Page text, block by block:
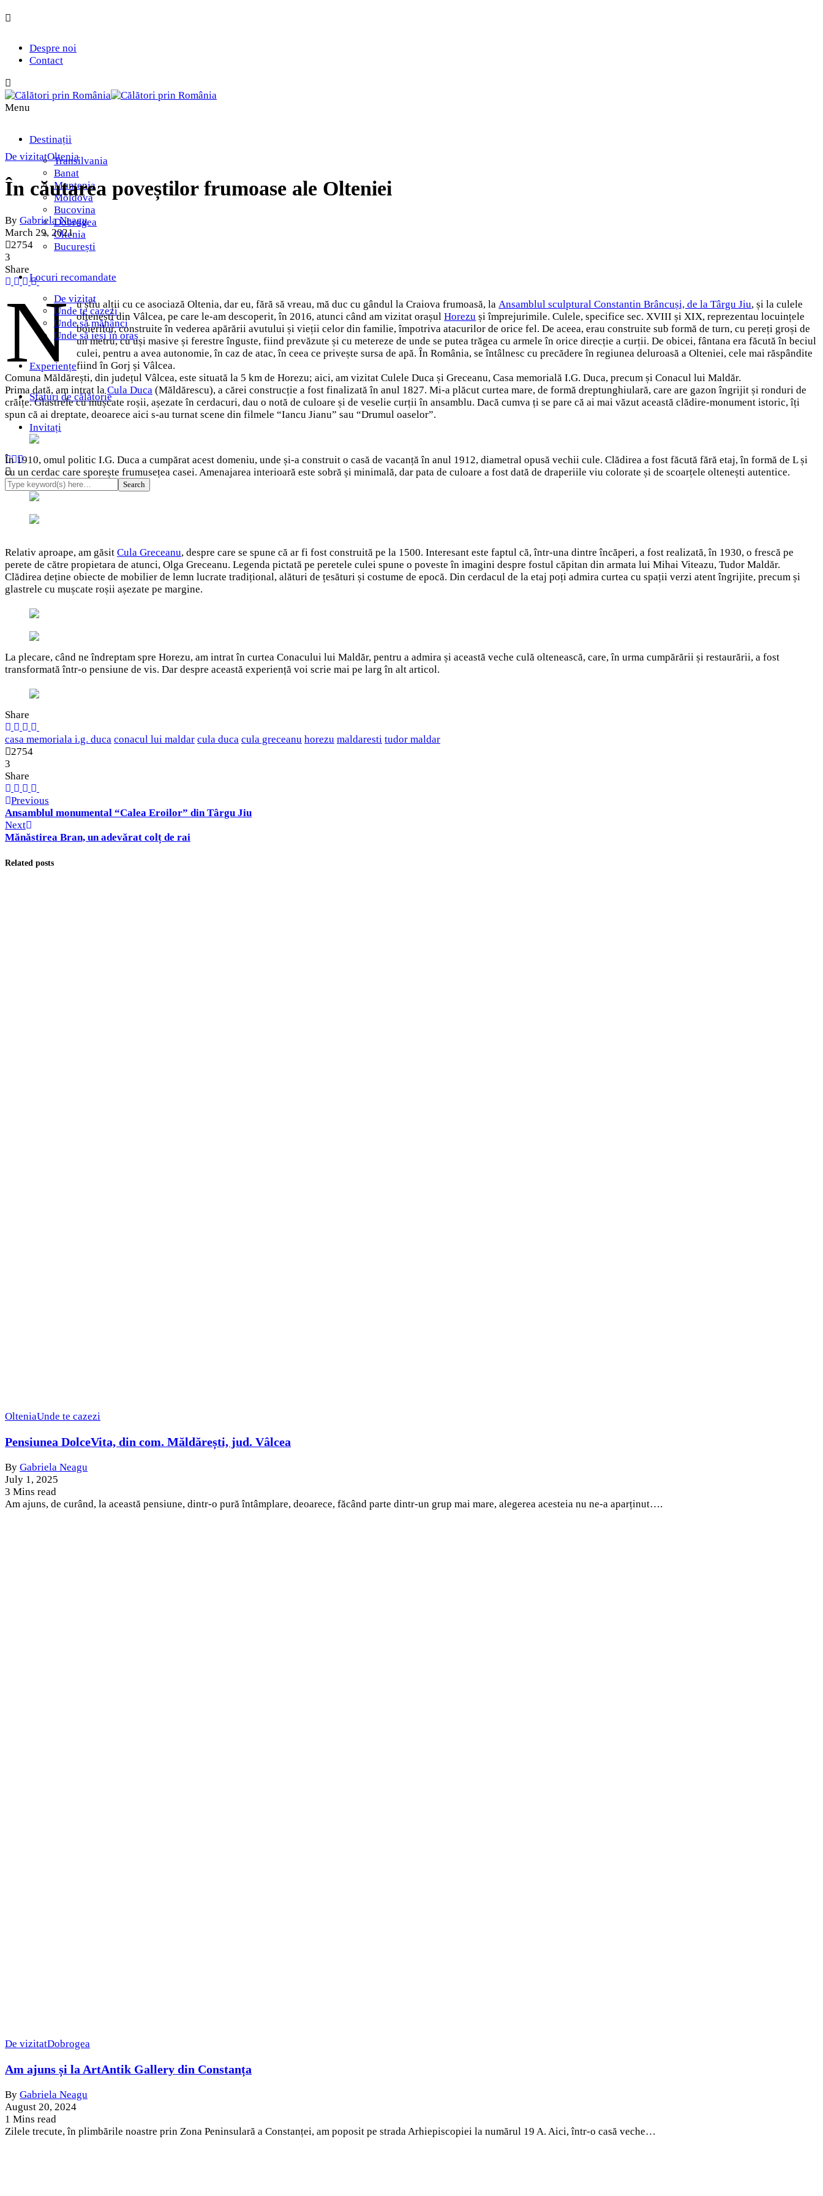
Despre noi
Contact
Menu
Destinații
Transilvania
Banat
Muntenia
Moldova
Bucovina
Dobrogea
Oltenia
București
Locuri recomandate
De vizitat
Unde te cazezi
Unde să mănânci
Unde să ieși în oraș
Experiențe
Sfaturi de călătorie
Invitați
De vizitatOltenia
În căutarea poveștilor frumoase ale Olteniei
By Gabriela Neagu
March 29, 2021
2754
3
Share
N u știu alții cu ce asociază Oltenia, dar eu, fără să vreau, mă duc cu gândul la Craiova frumoasă, la Ansamblul sculptural Constantin Brâncuși, de la Târgu Jiu, și la culele
oltenești din Vâlcea, pe care le-am descoperit, în 2016, atunci când am vizitat orașulHorezu și împrejurimile. Culele, specifice sec. XVIII și XIX, reprezentau locuințele
boierilor, construite în vederea apărării avutului și vieții celor din familie, împotriva atacurilor de orice fel. De aceea, erau construite sub formă de turn, cu pereți groși de
un metru, cu uși masive și ferestre înguste, fiind prevăzute și cu metereze de unde se putea trăgea cu armele în orice direcție a curții. De obicei, fântana era făcută în beciul
culei, pentru a avea autonomie, în caz de atac, în ceea ce privește sursa de apă. În România, se întâlnesc cu precădere în regiunea deluroasă a Olteniei, cele mai răspândite
fiind în Gorj și Vâlcea.
Comuna Măldărești, din județul Vâlcea, este situată la 5 km de Horezu; aici, am vizitat Culele Duca și Greceanu, Casa memorială I.G. Duca, precum și Conacul lui Maldăr.
Prima dată, am intrat la Cula Duca (Măldărescu), a cărei construcție a fost finalizată în anul 1827. Mi-a plăcut curtea mare, de formă dreptunghiulară, care are gazon îngrijit și ronduri de
crăițe. Glastrele cu mușcate roșii, așezate în cerdacuri, dau o notă de culoare și de veselie curții în ansamblu. Dacă cumva ți se pare că ai mai văzut această clădire-monument istoric, îți
spun că ai dreptate, deoarece aici s-au turnat scene din filmele “Iancu Jianu” sau “Drumul oaselor”.
În 1910, omul politic I.G. Duca a cumpărat acest domeniu, unde și-a construit o casă de vacanță în anul 1912, diametral opusă vechii cule. Clădirea a fost făcută fără etaj, în formă de L și
cu un cerdac care sporește frumusețea casei. Amenajarea interioară este sobră și minimală, dar pata de culoare a fost dată de draperiile viu colorate și de scoarțele oltenești autentice.
Relativ aproape, am găsit Cula Greceanu, despre care se spune că ar fi fost construită pe la 1500. Interesant este faptul că, într-una dintre încăperi, a fost realizată, în 1930, o frescă pe
perete de către propietara de atunci, Olga Greceanu. Legenda pictată pe peretele culei spune o poveste în imagini despre fostul căpitan din armata lui Mihai Viteazu, Tudor Maldăr.
Clădirea deține obiecte de mobilier de lemn lucrate tradițional, alături de țesături și costume de epocă. Din cerdacul de la etaj poți admira curtea cu spații verzi atent îngrijite, precum și
glastrele cu mușcate roșii așezate pe margine.
La plecare, când ne îndreptam spre Horezu, am intrat în curtea Conacului lui Maldăr, pentru a admira și această veche culă oltenească, care, în urma cumpărării și restaurării, a fost
transformată într-o pensiune de vis. Dar despre această experiență voi scrie mai pe larg în alt articol.
Share
casa memoriala i.g. duca conacul lui maldar cula duca cula greceanu horezu maldaresti tudor maldar
2754
3
Share
Previous
Ansamblul monumental “Calea Eroilor” din Târgu Jiu
Next
Mănăstirea Bran, un adevărat colț de rai
Related posts
OlteniaUnde te cazezi
Pensiunea DolceVita, din com. Măldărești, jud. Vâlcea
By Gabriela Neagu
July 1, 2025
3 Mins read
Am ajuns, de curând, la această pensiune, dintr-o pură întâmplare, deoarece, făcând parte dintr-un grup mai mare, alegerea acesteia nu ne-a aparținut….
De vizitatDobrogea
Am ajuns și la ArtAntik Gallery din Constanța
By Gabriela Neagu
August 20, 2024
1 Mins read
Zilele trecute, în plimbările noastre prin Zona Peninsulară a Constanței, am poposit pe strada Arhiepiscopiei la numărul 19 A. Aici, într-o casă veche…